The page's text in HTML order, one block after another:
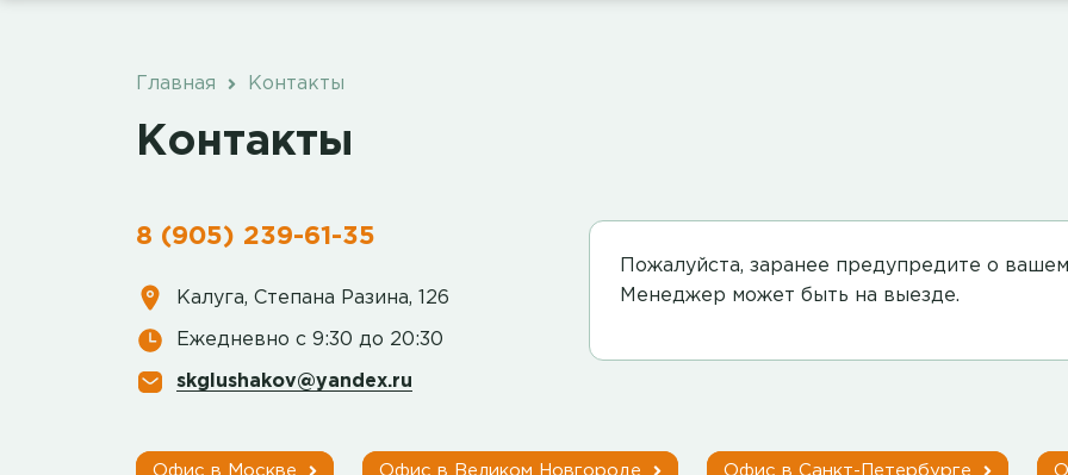
Главная Контакты
Контакты
8 (905) 239-61-35
Калуга, ​Степана Разина, 126
Ежедневно с 9:30 до 20:30
skglushakov@yandex.ru
Пожалуйста, заранее предупредите о
Менеджер может быть на выезде.
Офис в Москве Офис в Великом Новгороде Офис в Санкт-Петербурге